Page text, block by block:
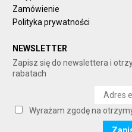
Zamówienie
Polityka prywatności
NEWSLETTER
Zapisz się do newslettera i
rabatach
Wyrażam zgodę na